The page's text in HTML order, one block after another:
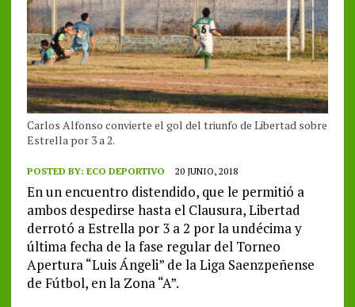
Carlos Alfonso convierte el gol del triunfo de Libertad sobre
Estrella por 3 a 2.
POSTED BY: ECO DEPORTIVO 20 JUNIO, 2018
En un encuentro distendido, que le permitió a
ambos despedirse hasta el Clausura, Libertad
derrotó a Estrella por 3 a 2 por la undécima y
última fecha de la fase regular del Torneo
Apertura “Luis Ángeli” de la Liga Saenzpeñense
de Fútbol, en la Zona “A”.